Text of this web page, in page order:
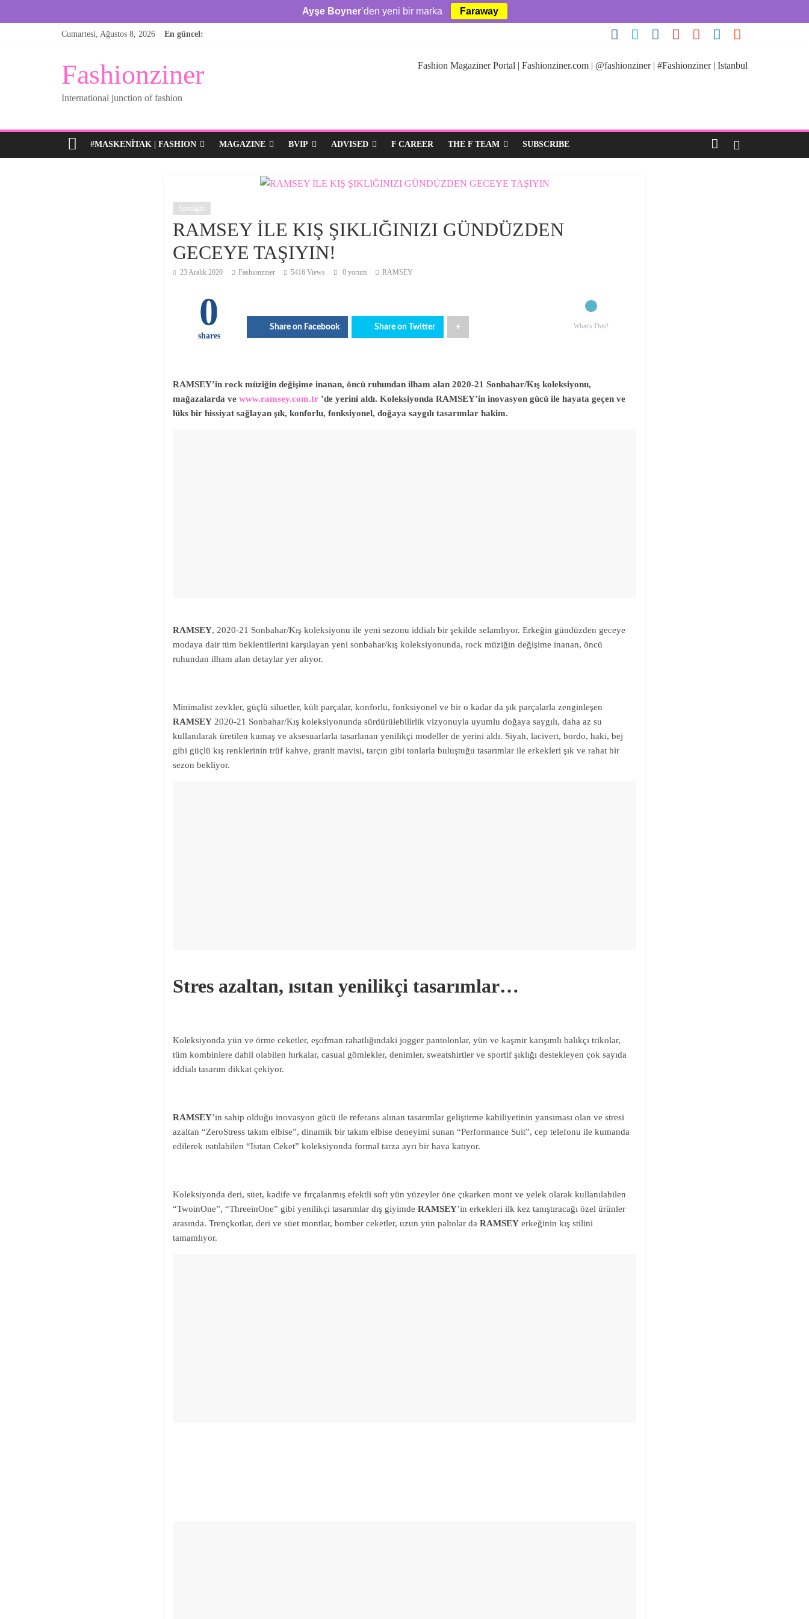
Cumartesi, Ağustos 8, 2026 En güncel:
Fashionziner
International junction of fashion
Fashion Magaziner Portal | Fashionziner.com | @fashionziner | #Fashionziner | Istanbul
#MASKENITAK | FASHION MAGAZINE BVIP ADVISED F CAREER THE F TEAM SUBSCRIBE
Spotlight
RAMSEY İLE KIŞ ŞIKLIĞINIZI GÜNDÜZDEN
GECEYE TAŞIYIN!
23 Aralık 2020 Fashionziner 5416 Views 0 yorum RAMSEY
0
shares
Share on Facebook Share on Twitter + What's This?
RAMSEY’in rock müziğin değişime inanan, öncü ruhundan ilham alan 2020-21 Sonbahar/Kış koleksiyonu,
mağazalarda ve www.ramsey.com.tr ’de yerini aldı. Koleksiyonda RAMSEY’in inovasyon gücü ile hayata geçen ve
lüks bir hissiyat sağlayan şık, konforlu, fonksiyonel, doğaya saygılı tasarımlar hakim.
RAMSEY, 2020-21 Sonbahar/Kış koleksiyonu ile yeni sezonu iddialı bir şekilde selamlıyor. Erkeğin gündüzden geceye
modaya dair tüm beklentilerini karşılayan yeni sonbahar/kış koleksiyonunda, rock müziğin değişime inanan, öncü
ruhundan ilham alan detaylar yer alıyor.
Minimalist zevkler, güçlü siluetler, kült parçalar, konforlu, fonksiyonel ve bir o kadar da şık parçalarla zenginleşen
RAMSEY 2020-21 Sonbahar/Kış koleksiyonunda sürdürülebilirlik vizyonuyla uyumlu doğaya saygılı, daha az su
kullanılarak üretilen kumaş ve aksesuarlarla tasarlanan yenilikçi modeller de yerini aldı. Siyah, lacivert, bordo, haki, bej
gibi güçlü kış renklerinin trüf kahve, granit mavisi, tarçın gibi tonlarla buluştuğu tasarımlar ile erkekleri şık ve rahat bir
sezon bekliyor.
Stres azaltan, ısıtan yenilikçi tasarımlar…
Koleksiyonda yün ve örme ceketler, eşofman rahatlığındaki jogger pantolonlar, yün ve kaşmir karışımlı balıkçı trikolar,
tüm kombinlere dahil olabilen hırkalar, casual gömlekler, denimler, sweatshirtler ve sportif şıklığı destekleyen çok sayıda
iddialı tasarım dikkat çekiyor.
RAMSEY’in sahip olduğu inovasyon gücü ile referans alınan tasarımlar geliştirme kabiliyetinin yansıması olan ve stresi
azaltan “ZeroStress takım elbise”, dinamik bir takım elbise deneyimi sunan “Performance Suit”, cep telefonu ile kumanda
edilerek ısıtılabilen “Isıtan Ceket” koleksiyonda formal tarza ayrı bir hava katıyor.
Koleksiyonda deri, süet, kadife ve fırçalanmış efektli soft yün yüzeyler öne çıkarken mont ve yelek olarak kullanılabilen
“TwoinOne”, “ThreeinOne” gibi yenilikçi tasarımlar dış giyimde RAMSEY’in erkekleri ilk kez tanıştıracağı özel ürünler
arasında. Trençkotlar, deri ve süet montlar, bomber ceketler, uzun yün paltolar da RAMSEY erkeğinin kış stilini
tamamlıyor.
Ayşe Boyner’den yeni bir marka Faraway